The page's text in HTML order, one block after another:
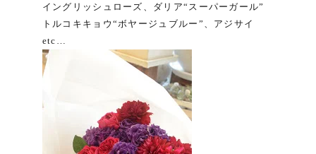
イングリッシュローズ、ダリア“スーパーガール”
トルコキキョウ“ボヤージュブルー”、アジサイ
etc…